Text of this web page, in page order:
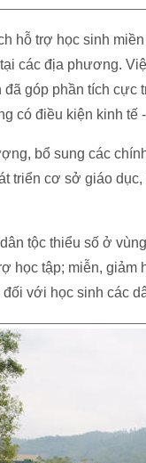
hỗ trợ học sinh
các địa phương.
góp phần tích cực
có điều kiện kinh tế
bổ sung các
triển cơ sở giáo
tộc thiểu số ở
học tập; miễn,
với học sinh các